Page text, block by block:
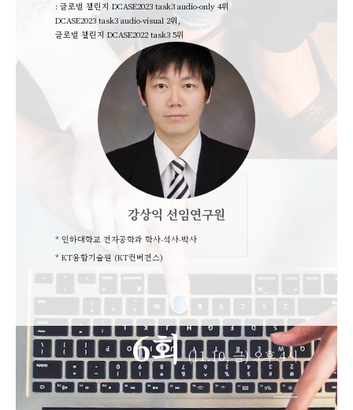
: 글로벌 챌린지 DCASE2023 task3 audio-only 4위
DCASE2023 task3 audio-visual 2위,
글로벌 챌린지 DCASE2022 task3 5위
강상익 선임연구원
* 인하대학교 전자공학과 학사-석사-박사
* KT융합기술원 (KT컨버전스)
6회 (11.10, 금) 오후 4시